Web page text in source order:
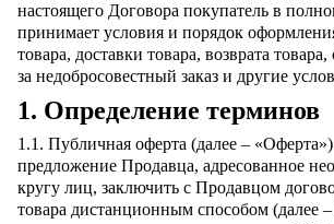
настоящего Договора покупатель в
принимает условия и порядок
товара, доставки товара, возврата товара,
за недобросовестный заказ и другие
1. Определение терминов
1.1. Публичная оферта (далее –
предложение Продавца, адресованное
кругу лиц, заключить с Продавцом
товара дистанционным способом (далее